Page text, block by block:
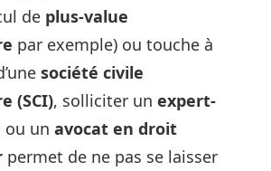
de plus-value
par exemple) ou touche à
société civile
(SCI), solliciter un expert-
ou un avocat en droit
permet de ne pas se laisser